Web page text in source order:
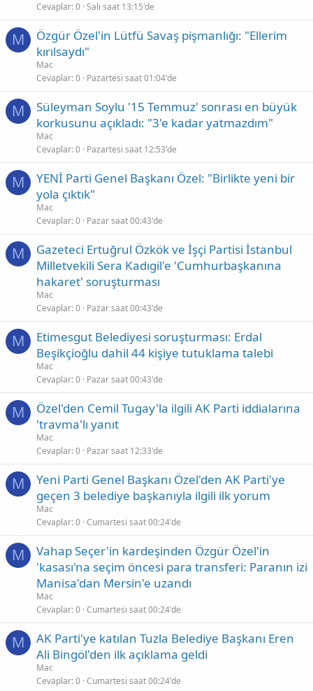
Cevaplar 0 Salı saat 13:15'de
M
Özgür Özel'in Lütfü Savaş pişmanlığı: "Ellerim
kırılsaydı"
Mac
Cevaplar 0 Pazartesi saat 01:04'de
M
Süleyman Soylu '15 Temmuz' sonrası en büyük
korkusunu açıkladı: "3'e kadar yatmazdım"
Mac
Cevaplar 0 Pazartesi saat 12:53'de
M
YENİ Parti Genel Başkanı Özel: "Birlikte yeni bir
yola çıktık"
Mac
Cevaplar 0 Pazar saat 00:43'de
M
Gazeteci Ertuğrul Özkök ve İşçi Partisi İstanbul
Milletvekili Sera Kadıgil'e 'Cumhurbaşkanına
hakaret' soruşturması
Mac
Cevaplar 0 Pazar saat 00:43'de
M
Etimesgut Belediyesi soruşturması: Erdal
Beşikçioğlu dahil 44 kişiye tutuklama talebi
Mac
Cevaplar 0 Pazar saat 00:43'de
M
Özel'den Cemil Tugay'la ilgili AK Parti iddialarına
'travma'lı yanıt
Mac
Cevaplar 0 Pazar saat 12:33'de
M
Yeni Parti Genel Başkanı Özel'den AK Parti'ye
geçen 3 belediye başkanıyla ilgili ilk yorum
Mac
Cevaplar 0 Cumartesi saat 00:24'de
M
Vahap Seçer'in kardeşinden Özgür Özel'in
'kasası'na seçim öncesi para transferi: Paranın izi
Manisa'dan Mersin'e uzandı
Mac
Cevaplar 0 Cumartesi saat 00:24'de
M
AK Parti'ye katılan Tuzla Belediye Başkanı Eren
Ali Bingöl'den ilk açıklama geldi
Mac
Cevaplar 0 Cumartesi saat 00:24'de